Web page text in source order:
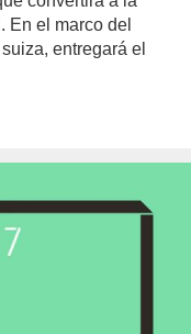
En el marco del
entregará el
author/soledad-